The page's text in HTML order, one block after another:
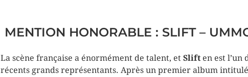
MENTION HONORABLE : SLIFT –
La scène française a énormément de talent, et Sliften est l’un
récents grands représentants. Après un premier album